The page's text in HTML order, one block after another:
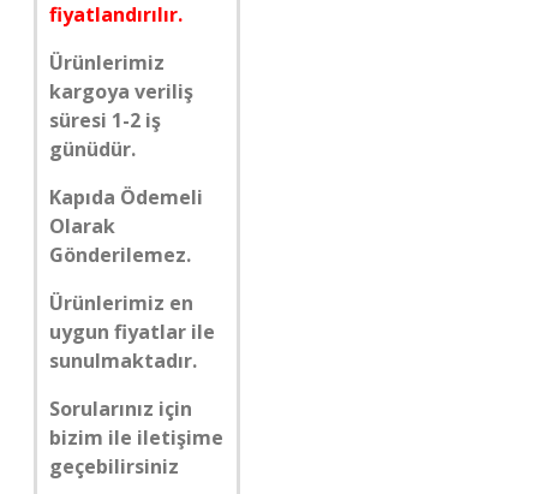
fiyatlandırılır.
Ürünlerimiz
kargoya veriliş
süresi 1-2 iş
günüdür.
Kapıda Ödemeli
Olarak
Gönderilemez.
Ürünlerimiz en
uygun fiyatlar ile
sunulmaktadır.
Sorularınız için
bizim ile iletişime
geçebilirsiniz